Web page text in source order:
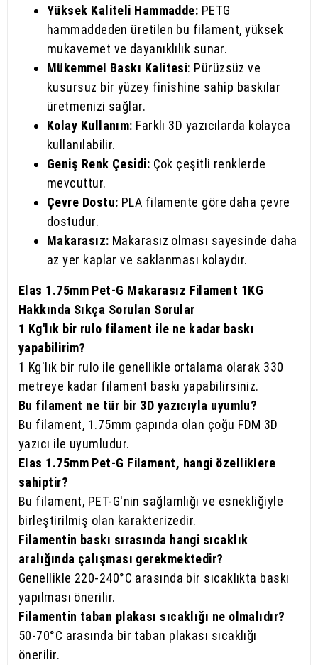
Yüksek Kaliteli Hammadde: PETG
hammaddeden üretilen bu filament, yüksek
mukavemet ve dayanıklılık sunar.
Mükemmel Baskı Kalitesi: Pürüzsüz ve
kusursuz bir yüzey finishine sahip baskılar
üretmenizi sağlar.
Kolay Kullanım: Farklı 3D yazıcılarda kolayca
kullanılabilir.
Geniş Renk Çesidi: Çok çeşitli renklerde
mevcuttur.
Çevre Dostu: PLA filamente göre daha çevre
dostudur.
Makarasız: Makarasız olması sayesinde daha
az yer kaplar ve saklanması kolaydır.
Elas 1.75mm Pet-G Makarasız Filament 1KG
Hakkında Sıkça Sorulan Sorular
1 Kg'lık bir rulo filament ile ne kadar baskı
yapabilirim?
1 Kg'lık bir rulo ile genellikle ortalama olarak 330
metreye kadar filament baskı yapabilirsiniz.
Bu filament ne tür bir 3D yazıcıyla uyumlu?
Bu filament, 1.75mm çapında olan çoğu FDM 3D
yazıcı ile uyumludur.
Elas 1.75mm Pet-G Filament, hangi özelliklere
sahiptir?
Bu filament, PET-G'nin sağlamlığı ve esnekliğiyle
birleştirilmiş olan karakterizedir.
Filamentin baskı sırasında hangi sıcaklık
aralığında çalışması gerekmektedir?
Genellikle 220-240°C arasında bir sıcaklıkta baskı
yapılması önerilir.
Filamentin taban plakası sıcaklığı ne olmalıdır?
50-70°C arasında bir taban plakası sıcaklığı
önerilir.